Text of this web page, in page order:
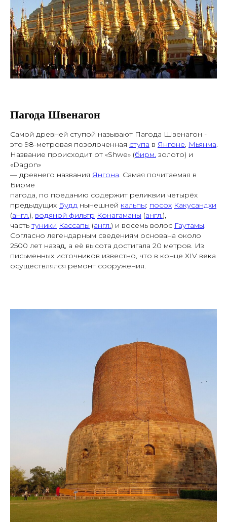
Пагода Швенагон
Самой древней ступой называют Пагода Швенагон -
это 98-метровая позолоченная ступа в Янгоне, Мьянма.
Название происходит от «Shwe» (бирм. золото) и
«Dagon»
— древнего названия Янгона. Самая почитаемая в
Бирме
пагода, по преданию содержит реликвии четырёх
предыдущих Будд нынешней кальпы: посох Какусандхи
(англ.), водяной фильтр Конагаманы (англ.),
часть туники Кассапы (англ.) и восемь волос Гаутамы.
Согласно легендарным сведениям основана около
2500 лет назад, а её высота достигала 20 метров. Из
письменных источников известно, что в конце XIV века
осуществлялся ремонт сооружения.